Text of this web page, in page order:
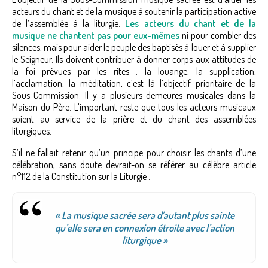
acteurs du chant et de la musique à soutenir la participation active
de l’assemblée à la liturgie. Les acteurs du chant et de la
musique ne chantent pas pour eux-mêmes ni pour combler des
silences, mais pour aider le peuple des baptisés à louer et à supplier
le Seigneur. Ils doivent contribuer à donner corps aux attitudes de
la foi prévues par les rites : la louange, la supplication,
l’acclamation, la méditation, c’est là l’objectif prioritaire de la
Sous-Commission. Il y a plusieurs demeures musicales dans la
Maison du Père. L’important reste que tous les acteurs musicaux
soient au service de la prière et du chant des assemblées
liturgiques.
S’il ne fallait retenir qu’un principe pour choisir les chants d’une
célébration, sans doute devrait-on se référer au célèbre article
n°112 de la Constitution sur la Liturgie :
« La musique sacrée sera d’autant plus sainte
qu’elle sera en connexion étroite avec l’action
liturgique »